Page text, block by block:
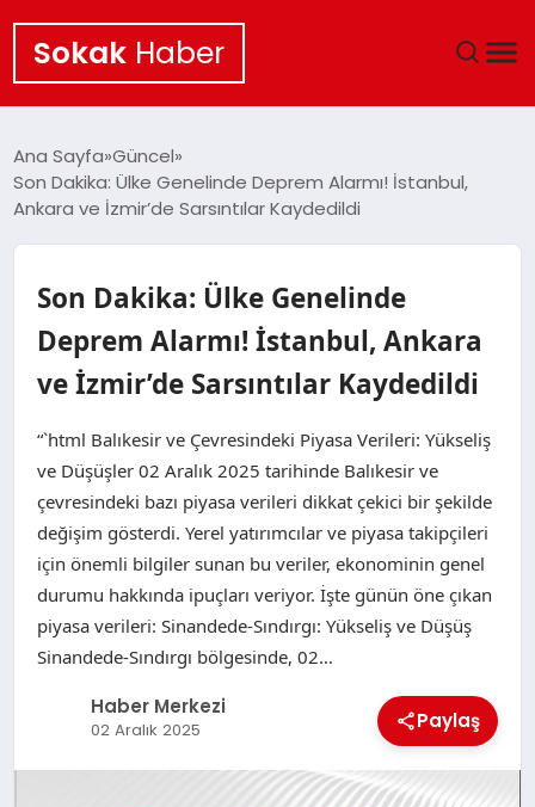
Sokak Haber
EKONOMI
KÜLTÜR SANAT
SAĞLIK
TEKNOLOJI
Ana Sayfa Güncel
Son Dakika: Ülke Genelinde Deprem Alarmı! İstanbul,
Ankara ve İzmir’de Sarsıntılar Kaydedildi
Son Dakika: Ülke Genelinde
Deprem Alarmı! İstanbul, Ankara
ve İzmir’de Sarsıntılar Kaydedildi
“`html Balıkesir ve Çevresindeki Piyasa Verileri: Yükseliş
ve Düşüşler 02 Aralık 2025 tarihinde Balıkesir ve
çevresindeki bazı piyasa verileri dikkat çekici bir şekilde
değişim gösterdi. Yerel yatırımcılar ve piyasa takipçileri
için önemli bilgiler sunan bu veriler, ekonominin genel
durumu hakkında ipuçları veriyor. İşte günün öne çıkan
piyasa verileri: Sinandede-Sındırgı: Yükseliş ve Düşüş
Sinandede-Sındırgı bölgesinde, 02…
Haber Merkezi
02 Aralık 2025 Paylaş